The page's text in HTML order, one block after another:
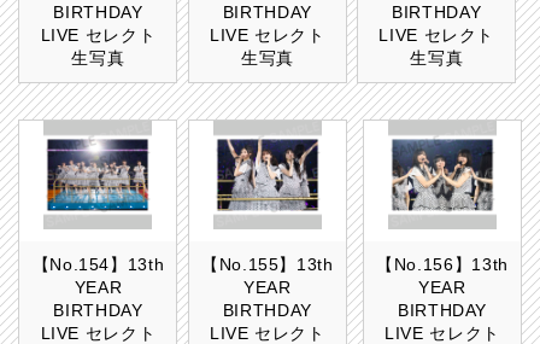
BIRTHDAY
LIVE セレクト
生写真
BIRTHDAY
LIVE セレクト
生写真
BIRTHDAY
LIVE セレクト
生写真
【No.154】13th
YEAR
BIRTHDAY
LIVE セレクト
【No.155】13th
YEAR
BIRTHDAY
LIVE セレクト
【No.156】13th
YEAR
BIRTHDAY
LIVE セレクト